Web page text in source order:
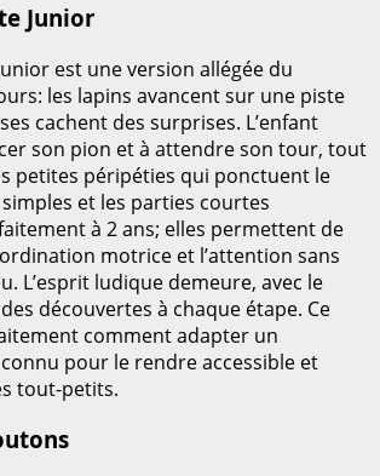
Junior
est une version allégée du
les lapins avancent sur une piste
cachent des surprises. L’enfant
son pion et à attendre son tour, tout
petites péripéties qui ponctuent le
et les parties courtes
à 2 ans; elles permettent de
motrice et l’attention sans
L’esprit ludique demeure, avec le
découvertes à chaque étape. Ce
comment adapter un
pour le rendre accessible et
tout-petits.